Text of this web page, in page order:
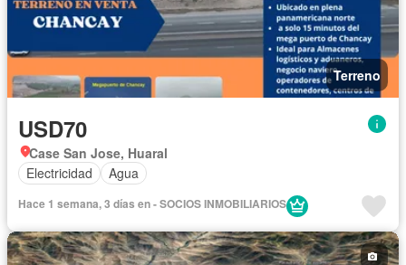
Terreno
USD70
Case San Jose, Huaral
Electricidad
Agua
Hace 1 semana, 3 días en - SOCIOS INMOBILIARIOS